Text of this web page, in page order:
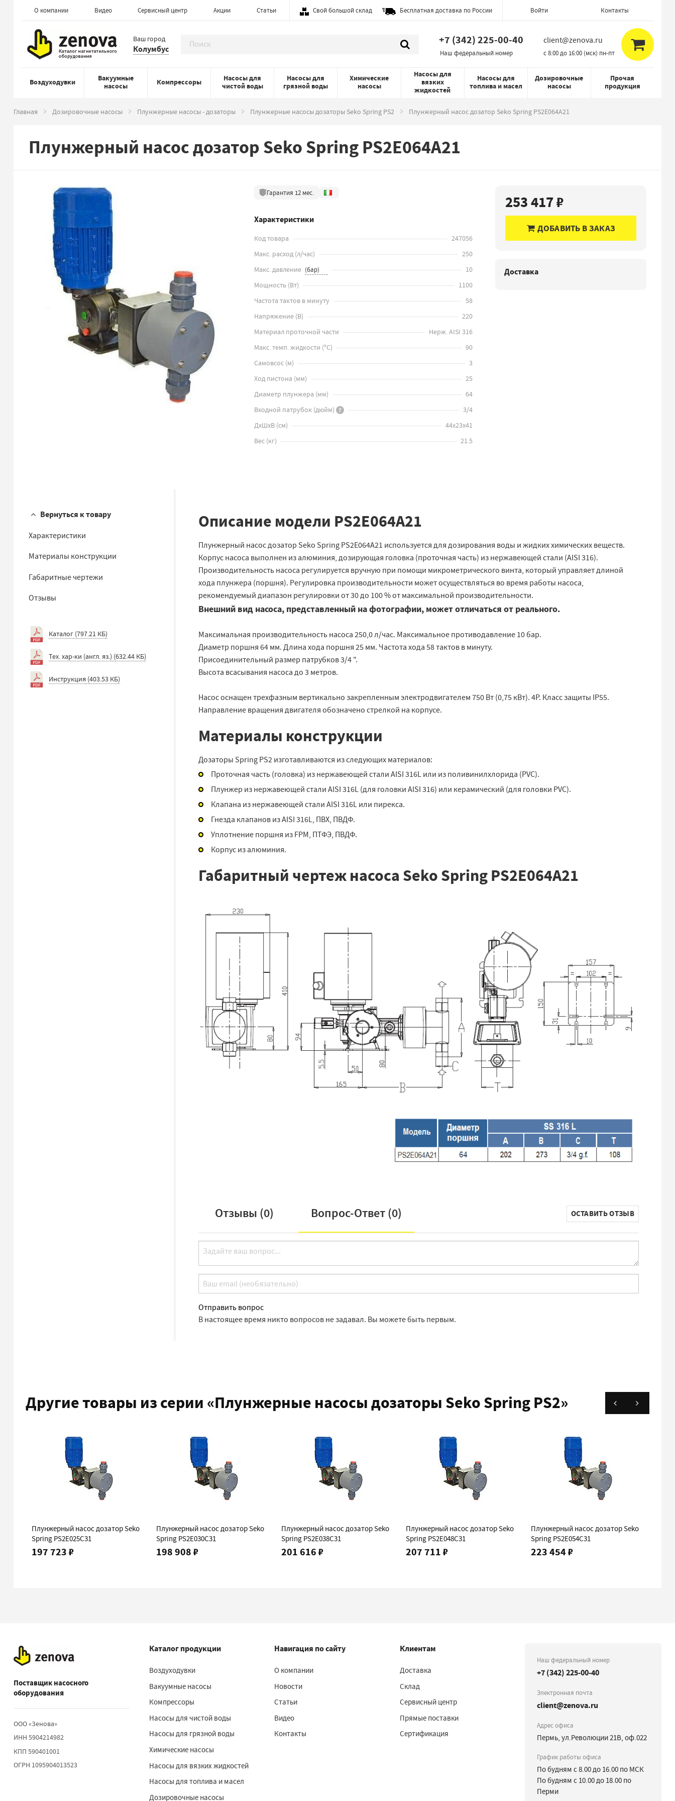
О компании Видео Сервисный центр Акции Статьи Свой большой склад Бесплатная доставка по России Войти Контакты
Ваш город
Колумбус
+7 (342) 225-00-40
Наш федеральный номер
client@zenova.ru
c 8:00 до 16:00 (мск) пн-пт
Воздуходувки
Вакуумные
насосы
Компрессоры
Насосы для
чистой воды
Насосы для
грязной воды
Химические
насосы
Насосы для
вязких
жидкостей
Насосы для
топлива и масел
Дозировочные
насосы
Прочая
продукция
Главная Дозировочные насосы Плунжерные насосы - дозаторы Плунжерные насосы дозаторы Seko Spring PS2 Плунжерный насос дозатор Seko Spring PS2E064A21
Плунжерный насос дозатор Seko Spring PS2E064A21
Гарантия 12 мес.
Характеристики
Код товара
247056
Макс. расход (л/час)
250
Макс. давление
10
Мощность (Вт)
1100
Частота тактов в минуту
58
Напряжение (В)
220
Материал проточной части
Нерж. AISI 316
Макс. темп. жидкости (°C)
90
Самовсос (м)
3
Ход пистона (мм)
25
Диаметр плунжера (мм)
64
Входной патрубок (дюйм) ?
3/4
ДхШхВ (см)
44х23х41
Вес (кг) 21.5
253 417 ₽
ДОБАВИТЬ В ЗАКАЗ
Доставка
Вернуться к товару
Характеристики
Материалы конструкции
Габаритные чертежи
Отзывы
Каталог (797.21 КБ)
Тех. хар-ки (англ. яз.) (632.44 КБ)
Инструкция (403.53 КБ)
Описание модели PS2E064A21
Плунжерный насос дозатор Seko Spring PS2E064A21 используется для дозирования воды и жидких химических веществ.
Корпус насоса выполнен из алюминия, дозирующая головка (проточная часть) из нержавеющей стали (AISI 316).
Производительность насоса регулируется вручную при помощи микрометрического винта, который управляет длиной
хода плунжера (поршня). Регулировка производительности может осуществляться во время работы насоса,
рекомендуемый диапазон регулировки от 30 до 100 % от максимальной производительности.
Внешний вид насоса, представленный на фотографии, может отличаться от реального.
Максимальная производительность насоса 250,0 л/час. Максимальное противодавление 10 бар.
Диаметр поршня 64 мм. Длина хода поршня 25 мм. Частота хода 58 тактов в минуту.
Присоединительный размер патрубков 3/4 ".
Высота всасывания насоса до 3 метров.
Насос оснащен трехфазным вертикально закрепленным электродвигателем 750 Вт (0,75 кВт). 4Р. Класс защиты IP55.
Направление вращения двигателя обозначено стрелкой на корпусе.
Материалы конструкции
Дозаторы Spring PS2 изготавливаются из следующих материалов:
Проточная часть (головка) из нержавеющей стали AISI 316L или из поливинилхлорида (PVC).
Плунжер из нержавеющей стали AISI 316L (для головки AISI 316) или керамический (для головки PVC).
Клапана из нержавеющей стали AISI 316L или пирекса.
Гнезда клапанов из AISI 316L, ПВХ, ПВДФ.
Уплотнение поршня из FPM, ПТФЭ, ПВДФ.
Корпус из алюминия.
Габаритный чертеж насоса Seko Spring PS2E064A21
Отзывы (0) Вопрос-Ответ (0) ОСТАВИТЬ ОТЗЫВ
Отправить вопрос
В настоящее время никто вопросов не задавал. Вы можете быть первым.
Другие товары из серии «Плунжерные насосы дозаторы Seko Spring PS2»
Плунжерный насос дозатор Seko
Spring PS2E025C31
197 723 ₽
Плунжерный насос дозатор Seko
Spring PS2E030C31
198 908 ₽
Плунжерный насос дозатор Seko
Spring PS2E038C31
201 616 ₽
Плунжерный насос дозатор Seko
Spring PS2E048C31
207 711 ₽
Плунжерный насос дозатор Seko
Spring PS2E054C31
223 454 ₽
Поставщик насосного
оборудования
ООО «Зенова»
ИНН 5904214982
КПП 590401001
ОГРН 1095904013523
Каталог продукции
Воздуходувки
Вакуумные насосы
Компрессоры
Насосы для чистой воды
Насосы для грязной воды
Химические насосы
Насосы для вязких жидкостей
Насосы для топлива и масел
Дозировочные насосы
Навигация по сайту
О компании
Новости
Статьи
Видео
Контакты
Клиентам
Доставка
Склад
Сервисный центр
Прямые поставки
Сертификация
Наш федеральный номер
+7 (342) 225-00-40
Электронная почта
client@zenova.ru
Адрес офиса
Пермь, ул.Революции 21В, оф.022
График работы офиса
По будням с 8.00 до 16.00 по МСК
По будням с 10.00 до 18.00 по
Перми